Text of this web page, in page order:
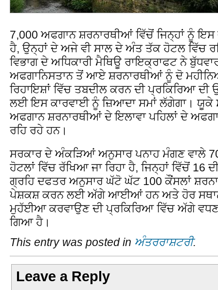
7,000 ਅਫਗਾਨ ਸ਼ਰਨਾਰਥੀਆਂ ਵਿੱਚੋਂ ਜਿਨ੍ਹਾਂ ਨੂੰ
ਹੈ, ਉਨ੍ਹਾਂ ਦੇ ਅਜੇ ਵੀ ਸਾਲ ਦੇ ਅੰਤ ਤੱਕ ਹੋਟਲ ਵਿੱਚ
ਵਿਭਾਗ ਦੇ ਅਧਿਕਾਰੀ ਮੈਥਿਊ ਰਾਇਕ੍ਰਾਫਟ ਨੇ
ਅਫਗਾਨਿਸਤਾਨ ਤੋਂ ਆਏ ਸ਼ਰਨਾਰਥੀਆਂ ਨੂੰ ਦੋ
ਰਿਹਾਇਸ਼ਾਂ ਵਿੱਚ ਤਬਦੀਲ ਕਰਨ ਦੀ ਪ੍ਰਕਿਰਿਆ
ਲਈ ਇਸ ਕਾਰਵਾਈ ਨੂੰ ਜ਼ਿਆਦਾ ਸਮਾਂ ਲੱਗੇਗਾ। ਯੂਕੇ
ਅਫਗਾਨ ਸ਼ਰਨਾਰਥੀਆਂ ਦੇ ਇਲਾਵਾ ਪਹਿਲਾਂ ਦੇ
ਰਹਿ ਰਹੇ ਹਨ।
ਸਰਕਾਰ ਦੇ ਅੰਕੜਿਆਂ ਅਨੁਸਾਰ ਪਨਾਹ ਮੰਗਣ ਵਾਲੇ
ਹੋਟਲਾਂ ਵਿੱਚ ਰੱਖਿਆ ਜਾ ਰਿਹਾ ਹੈ, ਜਿਨ੍ਹਾਂ ਵਿੱਚੋਂ 16
ਗ੍ਰਹਿ ਦਫਤਰ ਅਨੁਸਾਰ ਘੱਟੋ ਘੱਟ 100 ਕੌਂਸਲਾਂ
ਪੇਸ਼ਕਸ਼ ਕਰਨ ਲਈ ਅੱਗੇ ਆਈਆਂ ਹਨ ਅਤੇ ਹੋਰ
ਮੁਹੱਈਆ ਕਰਵਾਉਣ ਦੀ ਪ੍ਰਕਿਰਿਆ ਵਿੱਚ ਅੱਗੇ
ਗਿਆ ਹੈ।
This entry was posted in ਅੰਤਰਰਾਸ਼ਟਰੀ.
Leave a Reply